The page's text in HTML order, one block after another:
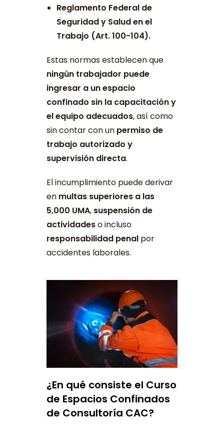
Reglamento Federal de
Seguridad y Salud en el
Trabajo (Art. 100-104).
Estas normas establecen que
ningún trabajador puede
ingresar a un espacio
confinado sin la capacitación y
el equipo adecuados, así como
sin contar con un permiso de
trabajo autorizado y
supervisión directa.
El incumplimiento puede derivar
en multas superiores a las
5,000 UMA, suspensión de
actividadeso incluso
responsabilidad penalpor
accidentes laborales.
¿En qué consiste el Curso
de Espacios Confinados
de Consultoría CAC?